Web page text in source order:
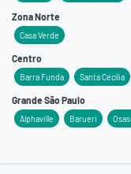
Zona Norte
Casa Verde
Centro
Barra Funda Santa Cecília
Grande São Paulo
Alphaville Barueri